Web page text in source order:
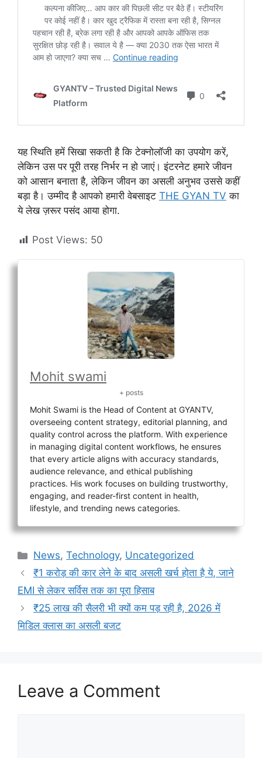
यह स्थिति हमें सिखा सकती है कि टेक्नोलॉजी का उपयोग करें,
लेकिन उस पर पूरी तरह निर्भर न हो जाएं। इंटरनेट हमारे जीवन
को आसान बनाता है, लेकिन जीवन का असली अनुभव उससे कहीं
बड़ा है। उम्मीद है आपको हमारी वेबसाइट THE GYAN TV का
ये लेख ज़रूर पसंद आया होगा.
Post Views: 50
Mohit swami
+ posts
Mohit Swami is the Head of Content at GYANTV,
overseeing content strategy, editorial planning, and
quality control across the platform. With experience
in managing digital content workflows, he ensures
that every article aligns with accuracy standards,
audience relevance, and ethical publishing
practices. His work focuses on building trustworthy,
engaging, and reader-first content in health,
lifestyle, and trending news categories.
Categories
News,Technology, Uncategorized
₹1 करोड़ की कार लेने के बाद असली खर्च होता है ये, जाने
EMI से लेकर सर्विस तक का पूरा हिसाब
₹25 लाख की सैलरी भी क्यों कम पड़ रही है, 2026 में
मिडिल क्लास का असली बजट
Leave a Comment